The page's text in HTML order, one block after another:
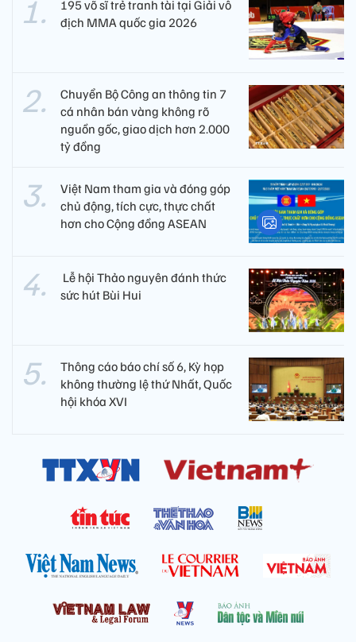
195 võ sĩ trẻ tranh tài tại Giải vô
địch MMA quốc gia 2026
Chuyển Bộ Công an thông tin 7
cá nhân bán vàng không rõ
nguồn gốc, giao dịch hơn 2.000
tỷ đồng
Việt Nam tham gia và đóng góp
chủ động, tích cực, thực chất
hơn cho Cộng đồng ASEAN
​ Lễ hội Thảo nguyên đánh thức
sức hút Bùi Hui
Thông cáo báo chí số 6, Kỳ họp
không thường lệ thứ Nhất, Quốc
hội khóa XVI